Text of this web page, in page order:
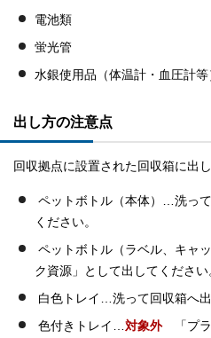
電池類
蛍光管
水銀使用品（体温計・血圧計等
出し方の注意点
回収拠点に設置された回収箱に出
ペットボトル（本体）…洗っ
ください。
ペットボトル（ラベル、キャ
ク資源」として出してください
白色トレイ…洗って回収箱へ出
色付きトレイ…対象外
「プ